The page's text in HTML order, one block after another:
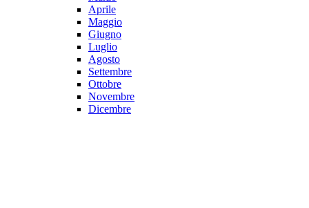
Aprile
Maggio
Giugno
Luglio
Agosto
Settembre
Ottobre
Novembre
Dicembre